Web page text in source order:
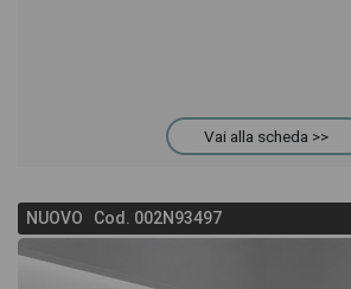
Vai alla scheda >>
NUOVO Cod. 002N93497